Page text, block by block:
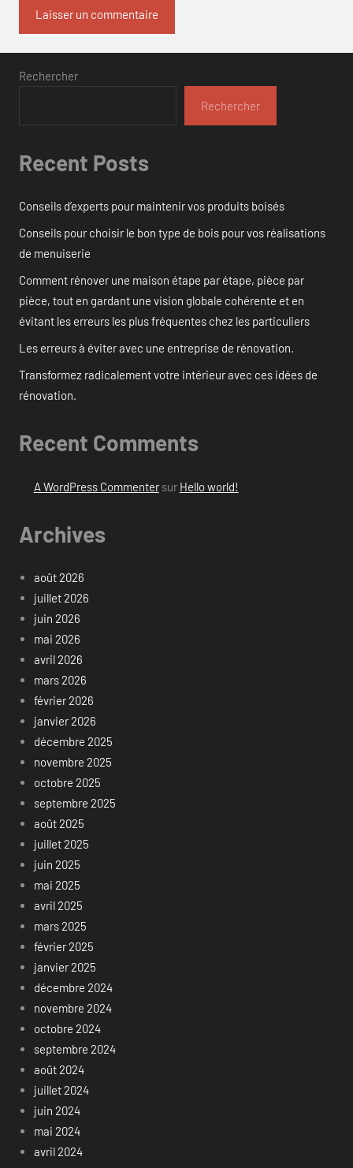
Rechercher
Rechercher
Recent Posts
Conseils d’experts pour maintenir vos produits boisés
Conseils pour choisir le bon type de bois pour vos réalisations
de menuiserie
Comment rénover une maison étape par étape, pièce par
pièce, tout en gardant une vision globale cohérente et en
évitant les erreurs les plus fréquentes chez les particuliers
Les erreurs à éviter avec une entreprise de rénovation.
Transformez radicalement votre intérieur avec ces idées de
rénovation.
Recent Comments
A WordPress Commentersur Hello world!
Archives
août 2026
juillet 2026
juin 2026
mai 2026
avril 2026
mars 2026
février 2026
janvier 2026
décembre 2025
novembre 2025
octobre 2025
septembre 2025
août 2025
juillet 2025
juin 2025
mai 2025
avril 2025
mars 2025
février 2025
janvier 2025
décembre 2024
novembre 2024
octobre 2024
septembre 2024
août 2024
juillet 2024
juin 2024
mai 2024
avril 2024